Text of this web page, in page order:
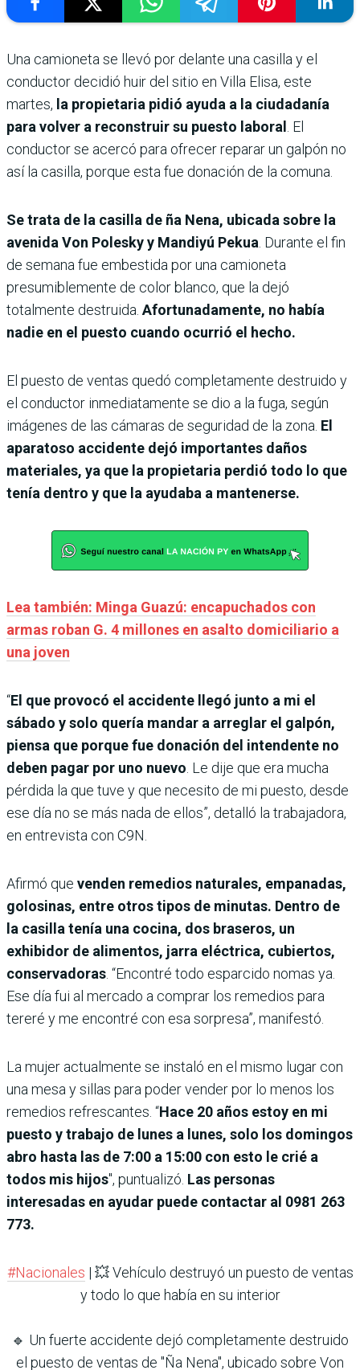
Una camioneta se llevó por delante una casilla y el
conductor decidió huir del sitio en Villa Elisa, este
martes, la propietaria pidió ayuda a la ciudadanía
para volver a reconstruir su puesto laboral . El
conductor se acercó para ofrecer reparar un galpón no
así la casilla, porque esta fue donación de la comuna.
Se trata de la casilla de ña Nena, ubicada sobre la
avenida Von Polesky y Mandiyú Pekua. Durante el fin
de semana fue embestida por una camioneta
presumiblemente de color blanco, que la dejó
totalmente destruida. Afortunadamente, no había
nadie en el puesto cuando ocurrió el hecho.
El puesto de ventas quedó completamente destruido y
el conductor inmediatamente se dio a la fuga, según
imágenes de las cámaras de seguridad de la zona. El
aparatoso accidente dejó importantes daños
materiales, ya que la propietaria perdió todo lo que
tenía dentro y que la ayudaba a mantenerse.
Lea también: Minga Guazú: encapuchados con
armas roban G. 4 millones en asalto domiciliario a
una joven
“El que provocó el accidente llegó junto a mi el
sábado y solo quería mandar a arreglar el galpón,
piensa que porque fue donación del intendente no
deben pagar por uno nuevo. Le dije que era mucha
pérdida la que tuve y que necesito de mi puesto, desde
ese día no se más nada de ellos”, detalló la trabajadora,
en entrevista con C9N.
Afirmó que venden remedios naturales, empanadas,
golosinas, entre otros tipos de minutas. Dentro de
la casilla tenía una cocina, dos braseros, un
exhibidor de alimentos, jarra eléctrica, cubiertos,
conservadoras. “Encontré todo esparcido nomas ya.
Ese día fui al mercado a comprar los remedios para
tereré y me encontré con esa sorpresa”, manifestó.
La mujer actualmente se instaló en el mismo lugar con
una mesa y sillas para poder vender por lo menos los
remedios refrescantes. “Hace 20 años estoy en mi
puesto y trabajo de lunes a lunes, solo los domingos
abro hasta las de 7:00 a 15:00 con esto le crié a
todos mis hijos″, puntualizó. Las personas
interesadas en ayudar puede contactar al 0981 263
773.
#Nacionales | 💥 Vehículo destruyó un puesto de ventas
y todo lo que había en su interior
🔹 Un fuerte accidente dejó completamente destruido
el puesto de ventas de "Ña Nena", ubicado sobre Von